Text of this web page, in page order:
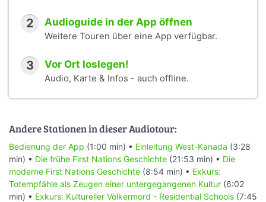
2 Audioguide in der App öffnen
Weitere Touren über eine App verfügbar.
3 Vor Ort loslegen!
Audio, Karte & Infos - auch offline.
Andere Stationen in dieser Audiotour:
Bedienung der App (1:00 min) • Einleitung West-Kanada (3:28
min) • Die frühe First Nations Geschichte (21:53 min) • Die
moderne First Nations Geschichte (8:54 min) • Exkurs:
Totempfähle als Zeugen einer untergegangenen Kultur (6:02
min) • Exkurs: Kultureller Völkermord - Residential Schools (7:45